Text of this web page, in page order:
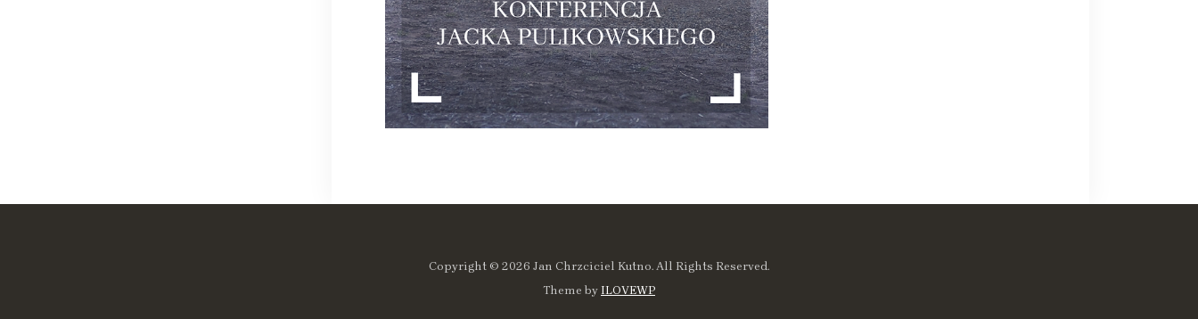
Copyright © 2026 Jan Chrzciciel Kutno. All Rights Reserved.
Theme by ILOVEWP